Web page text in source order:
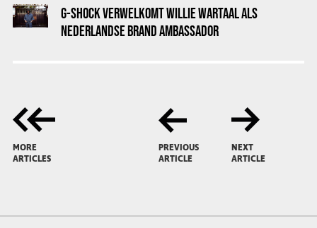
G-SHOCK VERWELKOMT WILLIE WARTAAL ALS
NEDERLANDSE BRAND AMBASSADOR
MORE
ARTICLES
PREVIOUS
ARTICLE
NEXT
ARTICLE